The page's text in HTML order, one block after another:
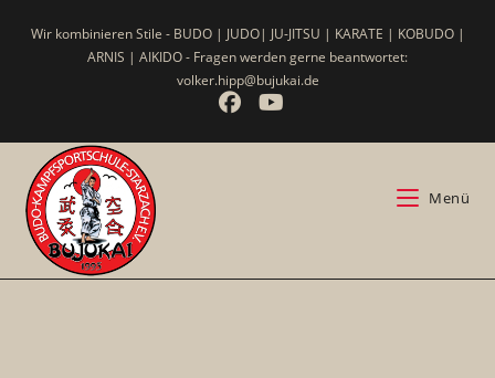
Wir kombinieren Stile - BUDO | JUDO| JU-JITSU | KARATE | KOBUDO |
ARNIS | AIKIDO - Fragen werden gerne beantwortet:
volker.hipp@bujukai.de
Menü